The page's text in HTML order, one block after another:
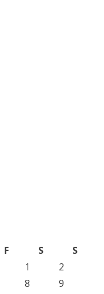
F S
S
1
2
8
9